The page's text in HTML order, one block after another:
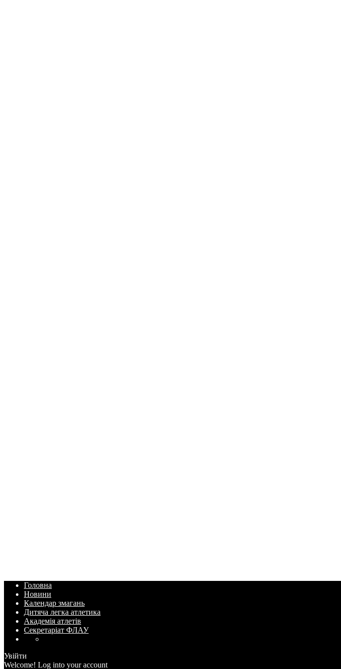
Головна
Новини
Календар змагань
Дитяча легка атлетика
Академія атлетів
Секретаріат ФЛАУ
Увійти
Welcome! Log into your account